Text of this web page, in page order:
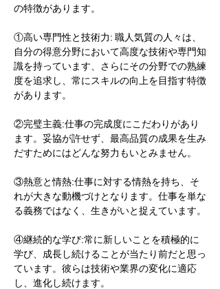
の特徴があります。
①高い専門性と技術力: 職人気質の人々は、
自分の得意分野において高度な技術や専門知
識を持っています、さらにその分野での熟練
度を追求し、常にスキルの向上を目指す特徴
があります。
②完璧主義:仕事の完成度にこだわりがあり
ます。妥協が許せず、最高品質の成果を生み
だすためにはどんな努力もいとみません。
③熱意と情熱:仕事に対する情熱を持ち、そ
れが大きな動機づけとなります。仕事を単な
る義務ではなく、生きがいと捉えています。
④継続的な学び:常に新しいことを積極的に
学び、成長し続けることが当たり前だと思っ
ています。彼らは技術や業界の変化に適応
し、進化し続けます。